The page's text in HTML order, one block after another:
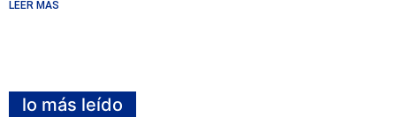
LEER MÁS
lo más leído